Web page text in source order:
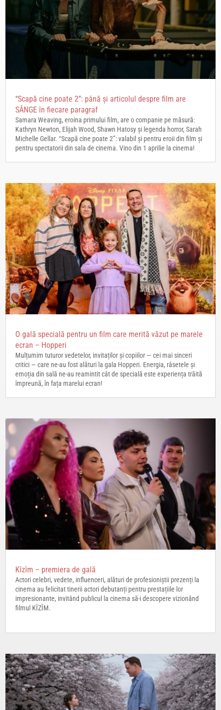
“Scapă cine poate 2”: până și articolul despre film are
SÂNGE în fiecare paragraf
Samara Weaving, eroina primului film, are o companie pe măsură:
Kathryn Newton, Elijah Wood, Shawn Hatosy și legenda horror, Sarah
Michelle Gellar. “Scapă cine poate 2”: valabil și pentru eroii din film și
pentru spectatorii din sala de cinema. Vino din 1 aprilie la cinema!
O gală specială pentru un film care merită văzut pe marele
ecran – Hopperi
Mulțumim tuturor vedetelor, invitaților și copiilor — cei mai sinceri
critici — care ne-au fost alături la gala Hopperi. Energia, râsetele și
emoția din sală ne-au reamintit cât de specială este experiența trăită
împreună, în fața marelui ecran!
Kîzîm – premiera de gală
Actori celebri, vedete, influenceri, alături de profesioniștii prezenți la
cinema au felicitat tinerii actori debutanți pentru prestațiile lor
impresionante, invitând publicul la cinema să-i descopere vizionând
filmul KÎZÎM.